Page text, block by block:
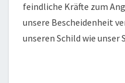
feindliche Kräfte zum
unsere Bescheidenheit
unseren Schild wie unser